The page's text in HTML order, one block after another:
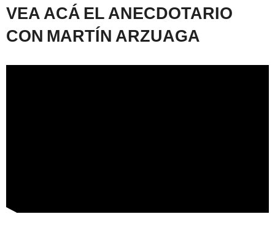
VEA ACÁ EL ANECDOTARIO
CON MARTÍN ARZUAGA